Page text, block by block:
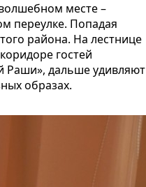
месте –
переулке. Попадая
района. На лестнице
гостей
Раши», дальше удивляют
образах.